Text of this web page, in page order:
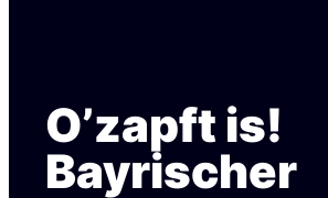
O’zapft is!
Bayrischer